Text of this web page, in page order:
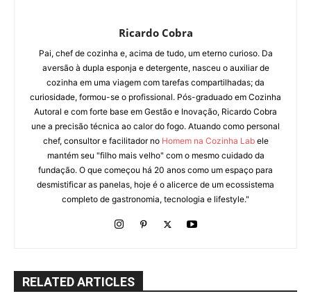
Ricardo Cobra
Pai, chef de cozinha e, acima de tudo, um eterno curioso. Da
aversão à dupla esponja e detergente, nasceu o auxiliar de
cozinha em uma viagem com tarefas compartilhadas; da
curiosidade, formou-se o profissional. Pós-graduado em Cozinha
Autoral e com forte base em Gestão e Inovação, Ricardo Cobra
une a precisão técnica ao calor do fogo. Atuando como personal
chef, consultor e facilitador no Homem na Cozinha Labele
mantém seu "filho mais velho" com o mesmo cuidado da
fundação. O que começou há 20 anos como um espaço para
desmistificar as panelas, hoje é o alicerce de um ecossistema
completo de gastronomia, tecnologia e lifestyle."
RELATED ARTICLES